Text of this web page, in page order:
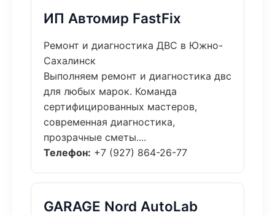
ИП Автомир FastFix
Ремонт и диагностика ДВС в Южно-
Сахалинск
Выполняем ремонт и диагностика двс
для любых марок. Команда
сертифицированных мастеров,
современная диагностика,
прозрачные сметы....
Телефон: +7 (927) 864-26-77
GARAGE Nord AutoLab